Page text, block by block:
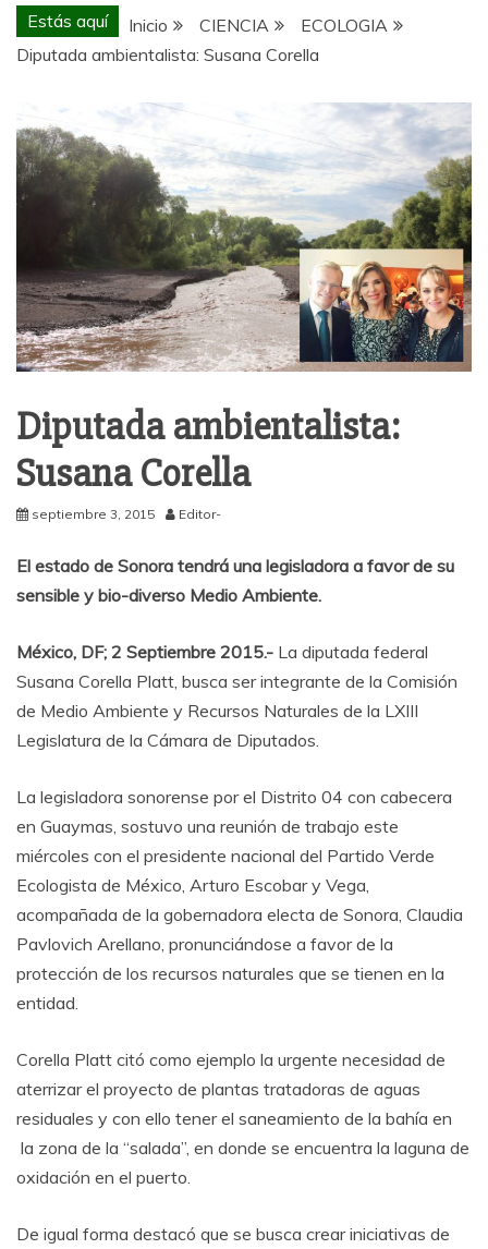
Estás aquí Inicio CIENCIA
ECOLOGIA
Diputada ambientalista: Susana Corella
Diputada ambientalista:
Susana Corella
septiembre 3, 2015 Editor-
El estado de Sonora tendrá una legisladora a favor de su
sensible y bio-diverso Medio Ambiente.
México, DF; 2 Septiembre 2015.- La diputada federal
Susana Corella Platt, busca ser integrante de la Comisión
de Medio Ambiente y Recursos Naturales de la LXIII
Legislatura de la Cámara de Diputados.
La legisladora sonorense por el Distrito 04 con cabecera
en Guaymas, sostuvo una reunión de trabajo este
miércoles con el presidente nacional del Partido Verde
Ecologista de México, Arturo Escobar y Vega,
acompañada de la gobernadora electa de Sonora, Claudia
Pavlovich Arellano, pronunciándose a favor de la
protección de los recursos naturales que se tienen en la
entidad.
Corella Platt citó como ejemplo la urgente necesidad de
aterrizar el proyecto de plantas tratadoras de aguas
residuales y con ello tener el saneamiento de la bahía en
la zona de la “salada”, en donde se encuentra la laguna de
oxidación en el puerto.
De igual forma destacó que se busca crear iniciativas de